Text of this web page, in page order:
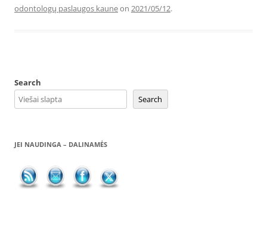
odontologų paslaugos kauneon 2021/05/12.
Search
Search
JEI NAUDINGA – DALINAMĖS